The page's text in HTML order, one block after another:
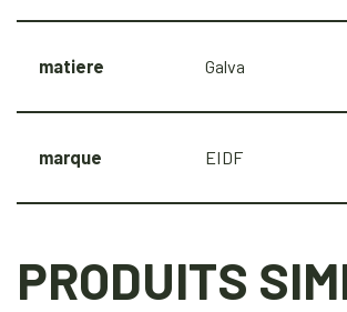
matiere Galva
marque EIDF
PRODUITS